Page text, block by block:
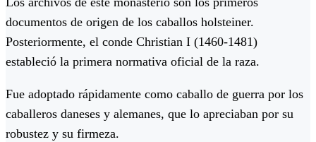
documentos de origen de los caballos holsteiner.
Posteriormente, el conde Christian I (1460-1481)
estableció la primera normativa oficial de la raza.
Fue adoptado rápidamente como caballo de guerra por los
caballeros daneses y alemanes, que lo apreciaban por su
robustez y su firmeza.